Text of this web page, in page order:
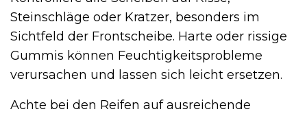
Steinschläge oder Kratzer, besonders im
Sichtfeld der Frontscheibe. Harte oder rissige
Gummis können Feuchtigkeitsprobleme
verursachen und lassen sich leicht ersetzen.
Achte bei den Reifen auf ausreichende